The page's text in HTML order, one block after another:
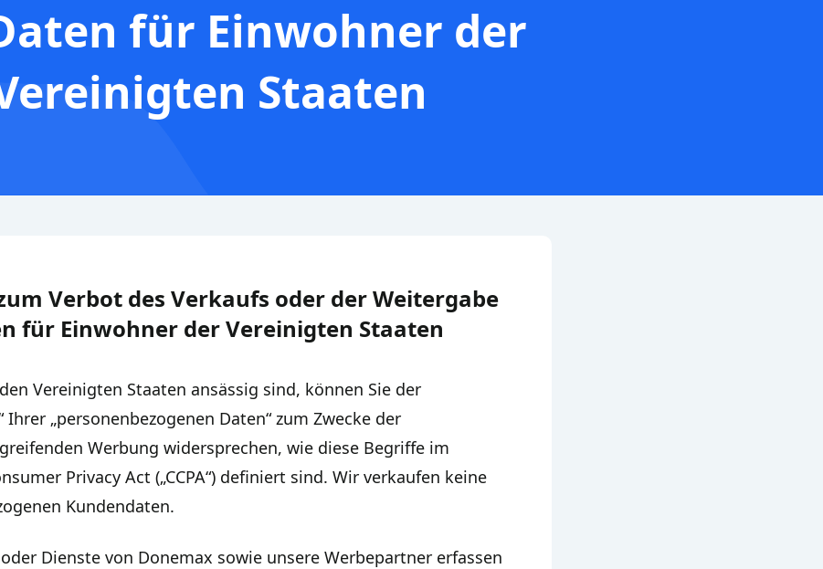
für Einwohner der
Staaten
Verbot des Verkaufs oder der Weitergabe
für Einwohner der Vereinigten Staaten
Vereinigten Staaten ansässig sind, können Sie der
Ihrer „personenbezogenen Daten“ zum Zwecke der
Werbung widersprechen, wie diese Begriffe im
Privacy Act („CCPA“) definiert sind. Wir verkaufen keine
Kundendaten.
Dienste von Donemax sowie unsere Werbepartner erfassen